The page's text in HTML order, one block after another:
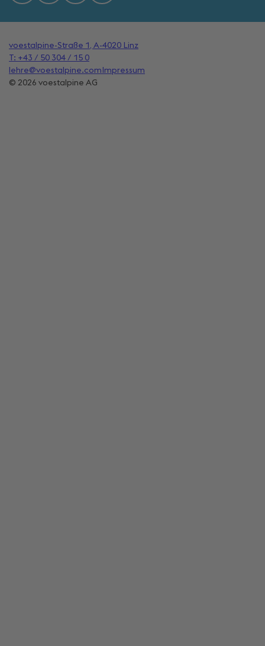
© 2026 voestalpine AG
voestalpine-Straße 1, A-4020 Linz
T: +43 / 50 304 / 15 0
lehre@voestalpine.com Impressum